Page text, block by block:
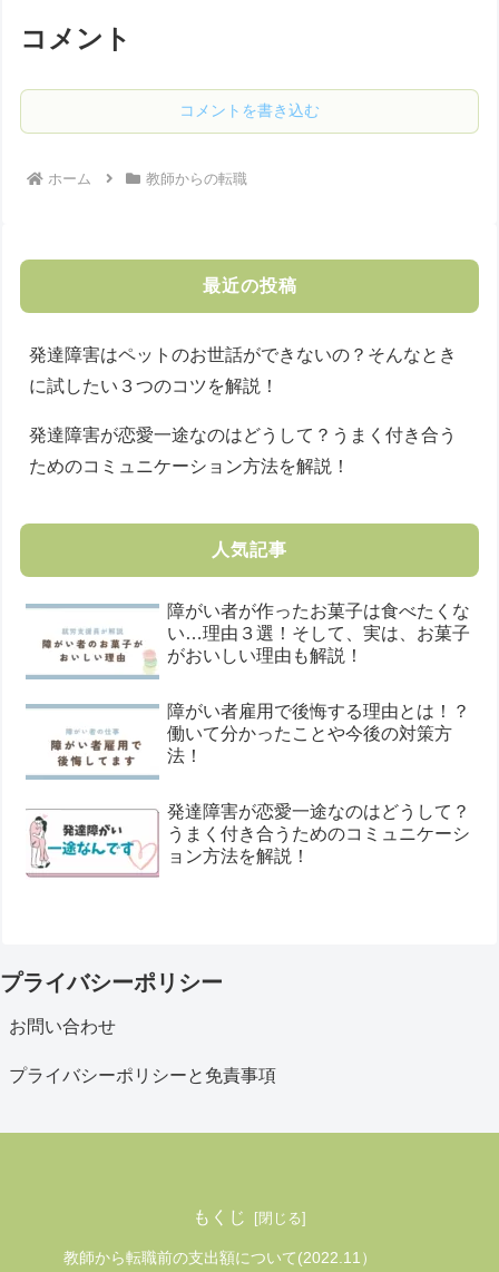
コメント
コメントを書き込む
ホーム 教師からの転職
最近の投稿
発達障害はペットのお世話ができないの？そんなとき
に試したい３つのコツを解説！
発達障害が恋愛一途なのはどうして？うまく付き合う
ためのコミュニケーション方法を解説！
人気記事
障がい者が作ったお菓子は食べたくな
い…理由３選！そして、実は、お菓子
がおいしい理由も解説！
障がい者雇用で後悔する理由とは！？
働いて分かったことや今後の対策方
法！
発達障害が恋愛一途なのはどうして？
うまく付き合うためのコミュニケーシ
ョン方法を解説！
プライバシーポリシー
お問い合わせ
プライバシーポリシーと免責事項
もくじ
教師から転職前の支出額について(2022.11）